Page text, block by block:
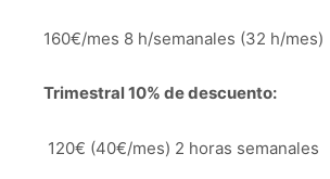
160€/mes 8 h/semanales (32 h/mes)
Trimestral 10% de descuento:
120€ (40€/mes) 2 horas semanales